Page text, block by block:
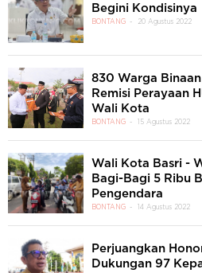
Begini Kondisinya
BONTANG 20 Agustus 2022
830 Warga
Remisi Perayaan
Wali Kota
BONTANG 15 Agustus 2022
Wali Kota Basri -
Bagi-Bagi 5 Ribu
Pengendara
BONTANG 14 Agustus 2022
Perjuangkan
Dukungan 97